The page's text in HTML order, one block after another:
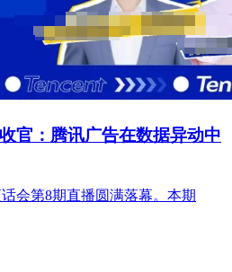
官：腾讯广告在数据异动中
会第8期直播圆满落幕。本期